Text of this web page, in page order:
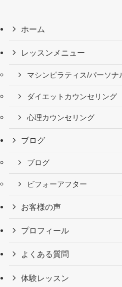
ホーム
レッスンメニュー
マシンピラティス/パーソナ
ダイエットカウンセリング
心理カウンセリング
ブログ
ブログ
ビフォーアフター
お客様の声
プロフィール
よくある質問
体験レッスン